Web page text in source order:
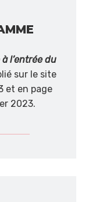
l’entrée du
sur le site
et en page
2023.